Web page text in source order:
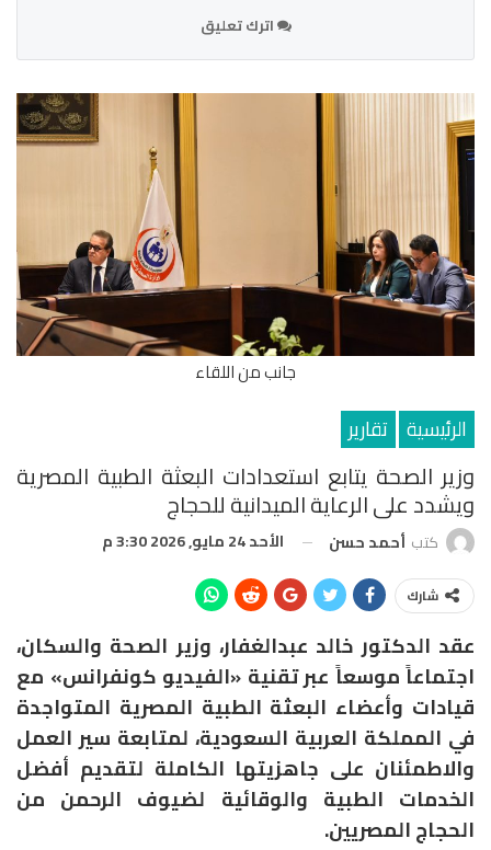
اترك تعليق
جانب من اللقاء
الرئيسية تقارير
وزير الصحة يتابع استعدادات البعثة الطبية المصرية
ويشدد على الرعاية الميدانية للحجاج
كتب أحمد حسن الأحد 24 مايو, 2026 3:30 م
شارك
عقد الدكتور خالد عبدالغفار، وزير الصحة والسكان،
اجتماعاً موسعاً عبر تقنية «الفيديو كونفرانس» مع
قيادات وأعضاء البعثة الطبية المصرية المتواجدة
في المملكة العربية السعودية، لمتابعة سير العمل
والاطمئنان على جاهزيتها الكاملة لتقديم أفضل
الخدمات الطبية والوقائية لضيوف الرحمن من
الحجاج المصريين.